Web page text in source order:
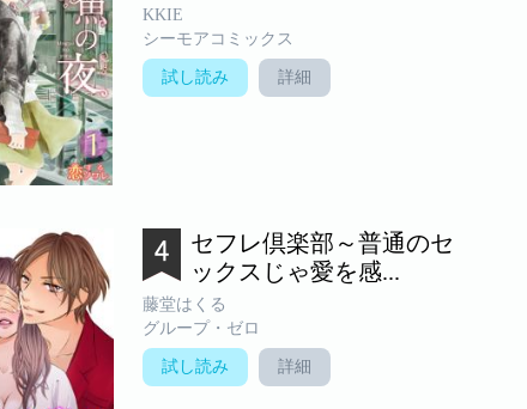
KKIE
シーモアコミックス
試し読み 詳細
セフレ倶楽部～普通のセ
ックスじゃ愛を感...
藤堂はくる
グループ・ゼロ
試し読み 詳細